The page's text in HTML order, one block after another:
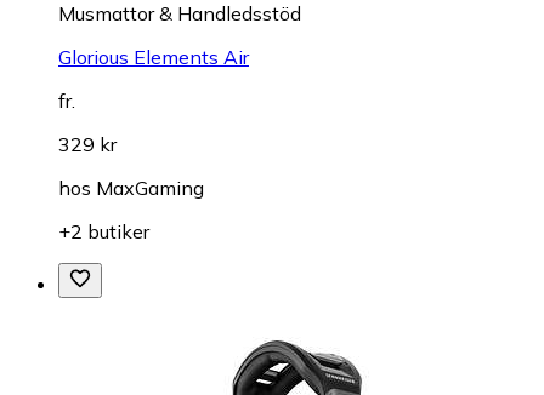
Musmattor & Handledsstöd
Glorious Elements Air
fr.
329 kr
hos MaxGaming
+2 butiker